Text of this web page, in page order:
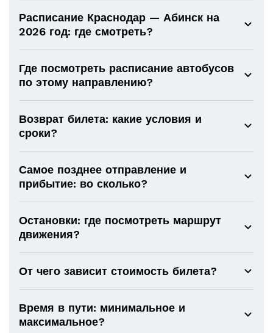
Расписание Краснодар — Абинск на
2026 год: где смотреть?
Где посмотреть расписание автобусов
по этому направлению?
Возврат билета: какие условия и
сроки?
Самое позднее отправление и
прибытие: во сколько?
Остановки: где посмотреть маршрут
движения?
От чего зависит стоимость билета?
Время в пути: минимальное и
максимальное?